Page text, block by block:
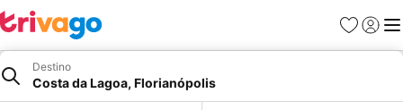
Favoritos
Iniciar
Destino
Costa da Lagoa, Florianópolis